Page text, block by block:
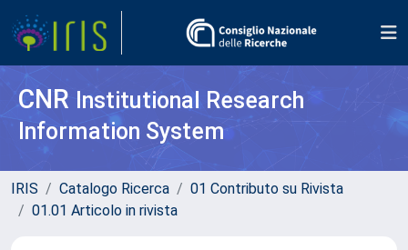
CNR Institutional Research
Information System
IRIS Catalogo Ricerca
01 Contributo su Rivista
01.01 Articolo in rivista